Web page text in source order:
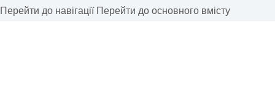
Перейти до навігації Перейти до основного вмісту